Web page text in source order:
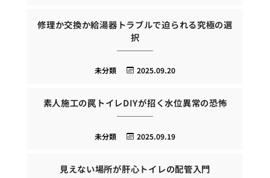
修理か交換か給湯器トラブルで迫られる究極の選
択
2025.09.20
未分類
素人施工の罠トイレDIYが招く水位異常の恐怖
2025.09.19
未分類
見えない場所が肝心トイレの配管入門